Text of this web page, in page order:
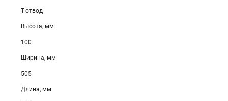
Т-отвод
Высота, мм
100
Ширина, мм
505
Длина, мм